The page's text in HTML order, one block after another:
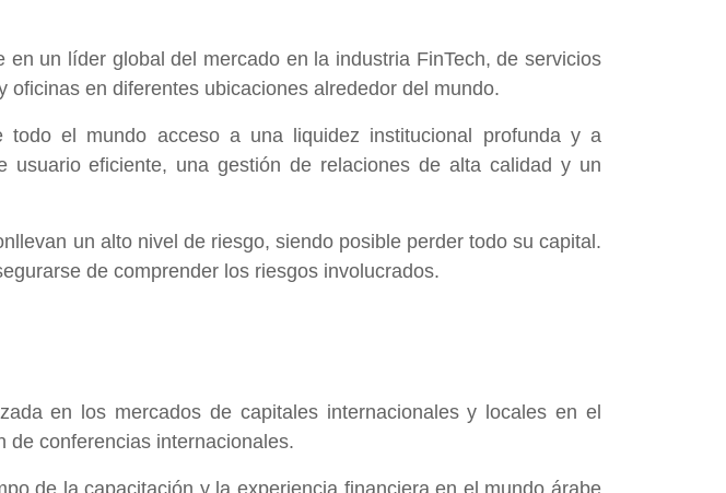
un líder global del mercado en la industria FinTech, de servicios
en diferentes ubicaciones alrededor del mundo.
el mundo acceso a una liquidez institucional profunda y a
eficiente, una gestión de relaciones de alta calidad y un
un alto nivel de riesgo, siendo posible perder todo su capital.
de comprender los riesgos involucrados.
en los mercados de capitales internacionales y locales en el
de conferencias internacionales.